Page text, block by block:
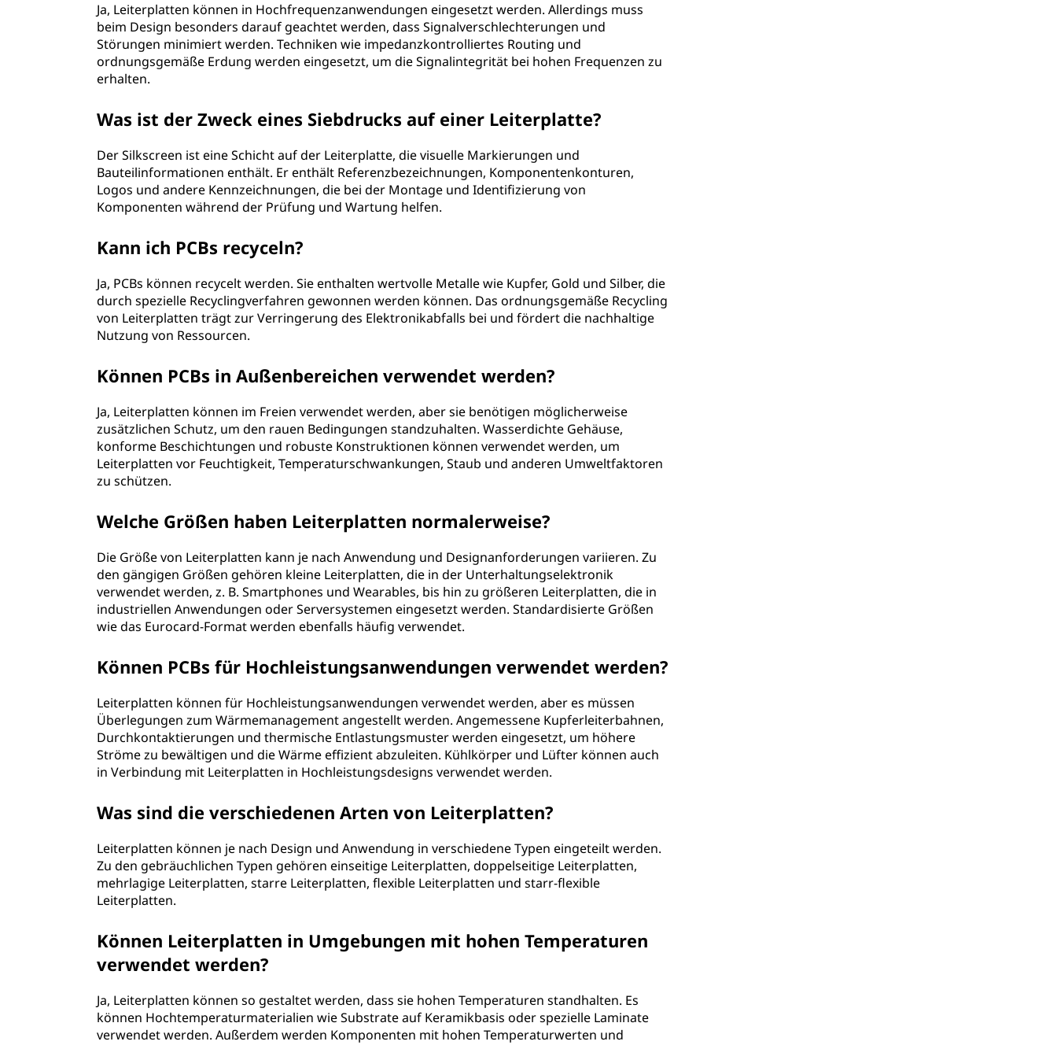
Ja, Leiterplatten können in Hochfrequenzanwendungen eingesetzt werden. Allerdings muss
beim Design besonders darauf geachtet werden, dass Signalverschlechterungen und
Störungen minimiert werden. Techniken wie impedanzkontrolliertes Routing und
ordnungsgemäße Erdung werden eingesetzt, um die Signalintegrität bei hohen Frequenzen zu
erhalten.
Was ist der Zweck eines Siebdrucks auf einer Leiterplatte?
Der Silkscreen ist eine Schicht auf der Leiterplatte, die visuelle Markierungen und
Bauteilinformationen enthält. Er enthält Referenzbezeichnungen, Komponentenkonturen,
Logos und andere Kennzeichnungen, die bei der Montage und Identifizierung von
Komponenten während der Prüfung und Wartung helfen.
Kann ich PCBs recyceln?
Ja, PCBs können recycelt werden. Sie enthalten wertvolle Metalle wie Kupfer, Gold und Silber, die
durch spezielle Recyclingverfahren gewonnen werden können. Das ordnungsgemäße Recycling
von Leiterplatten trägt zur Verringerung des Elektronikabfalls bei und fördert die nachhaltige
Nutzung von Ressourcen.
Können PCBs in Außenbereichen verwendet werden?
Ja, Leiterplatten können im Freien verwendet werden, aber sie benötigen möglicherweise
zusätzlichen Schutz, um den rauen Bedingungen standzuhalten. Wasserdichte Gehäuse,
konforme Beschichtungen und robuste Konstruktionen können verwendet werden, um
Leiterplatten vor Feuchtigkeit, Temperaturschwankungen, Staub und anderen Umweltfaktoren
zu schützen.
Welche Größen haben Leiterplatten normalerweise?
Die Größe von Leiterplatten kann je nach Anwendung und Designanforderungen variieren. Zu
den gängigen Größen gehören kleine Leiterplatten, die in der Unterhaltungselektronik
verwendet werden, z. B. Smartphones und Wearables, bis hin zu größeren Leiterplatten, die in
industriellen Anwendungen oder Serversystemen eingesetzt werden. Standardisierte Größen
wie das Eurocard-Format werden ebenfalls häufig verwendet.
Können PCBs für Hochleistungsanwendungen verwendet werden?
Leiterplatten können für Hochleistungsanwendungen verwendet werden, aber es müssen
Überlegungen zum Wärmemanagement angestellt werden. Angemessene Kupferleiterbahnen,
Durchkontaktierungen und thermische Entlastungsmuster werden eingesetzt, um höhere
Ströme zu bewältigen und die Wärme effizient abzuleiten. Kühlkörper und Lüfter können auch
in Verbindung mit Leiterplatten in Hochleistungsdesigns verwendet werden.
Was sind die verschiedenen Arten von Leiterplatten?
Leiterplatten können je nach Design und Anwendung in verschiedene Typen eingeteilt werden.
Zu den gebräuchlichen Typen gehören einseitige Leiterplatten, doppelseitige Leiterplatten,
mehrlagige Leiterplatten, starre Leiterplatten, flexible Leiterplatten und starr-flexible
Leiterplatten.
Können Leiterplatten in Umgebungen mit hohen Temperaturen
verwendet werden?
Ja, Leiterplatten können so gestaltet werden, dass sie hohen Temperaturen standhalten. Es
können Hochtemperaturmaterialien wie Substrate auf Keramikbasis oder spezielle Laminate
verwendet werden. Außerdem werden Komponenten mit hohen Temperaturwerten und